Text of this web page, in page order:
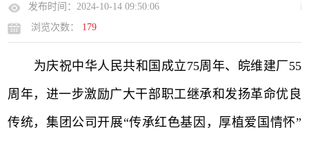
发布时间：2024-10-14 09:50:06
浏览次数：
179
为庆祝中华人民共和国成立75周年、皖维建厂55
周年，进一步激励广大干部职工继承和发扬革命优良
传统，集团公司开展“传承红色基因，厚植爱国情怀”